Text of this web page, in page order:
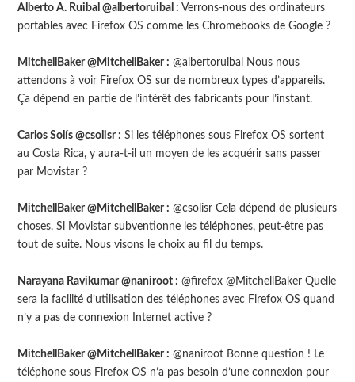
Alberto A. Ruibal @albertoruibal : Verrons-nous des ordinateurs
portables avec Firefox OS comme les Chromebooks de Google ?
MitchellBaker @MitchellBaker : @albertoruibal Nous nous
attendons à voir Firefox OS sur de nombreux types d’appareils.
Ça dépend en partie de l’intérêt des fabricants pour l’instant.
Carlos Solís @csolisr : Si les téléphones sous Firefox OS sortent
au Costa Rica, y aura-t-il un moyen de les acquérir sans passer
par Movistar ?
MitchellBaker @MitchellBaker : @csolisr Cela dépend de plusieurs
choses. Si Movistar subventionne les téléphones, peut-être pas
tout de suite. Nous visons le choix au fil du temps.
Narayana Ravikumar @naniroot : @firefox @MitchellBaker Quelle
sera la facilité d’utilisation des téléphones avec Firefox OS quand
n’y a pas de connexion Internet active ?
MitchellBaker @MitchellBaker : @naniroot Bonne question ! Le
téléphone sous Firefox OS n’a pas besoin d’une connexion pour